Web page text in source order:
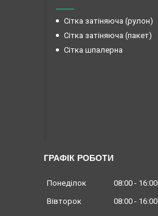
Сітка затіняюча (рулон)
Сітка затіняюча (пакет)
Сітка шпалерна
ГРАФІК РОБОТИ
Понеділок 08:00
16:00
Вівторок
08:00
16:00